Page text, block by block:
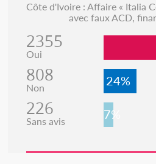
Côte d'Ivoire : Affaire « Italia
avec faux ACD,
2355
Oui
808
Non 24%
226
Sans avis 7%